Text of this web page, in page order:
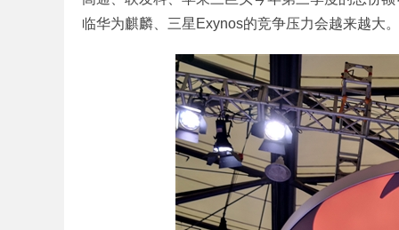
临华为麒麟、三星Exynos的竞争压力会越来越大。